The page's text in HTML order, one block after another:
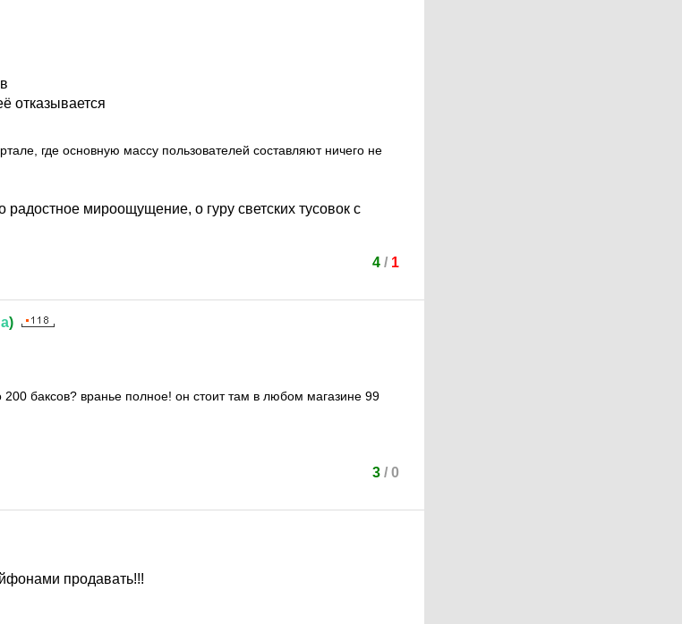
отказывается
где основную массу пользователей составляют ничего не
мироощущение, о гуру светских тусовок с
4/ 1
)
баксов? вранье полное! он стоит там в любом магазине 99
3/ 0
продавать!!!